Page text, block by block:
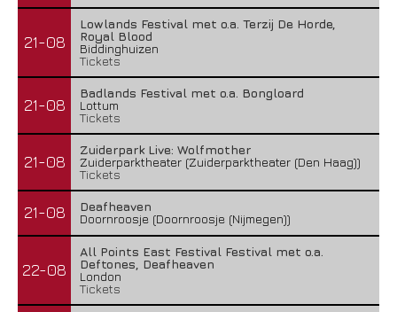
21-08
Lowlands Festival met o.a. Terzij De Horde,
Royal Blood
Biddinghuizen
Tickets
21-08
Badlands Festival met o.a. Bongloard
Lottum
Tickets
21-08
Zuiderpark Live: Wolfmother
Zuiderparktheater (Zuiderparktheater (Den Haag))
Tickets
21-08
Deafheaven
Doornroosje (Doornroosje (Nijmegen))
22-08
All Points East Festival Festival met o.a.
Deftones, Deafheaven
London
Tickets